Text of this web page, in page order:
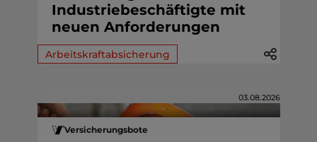
Industriebeschäftigte mit
neuen Anforderungen
Arbeitskraftabsicherung
03.08.2026
Versicherungsbote